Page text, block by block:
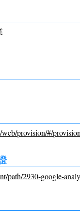
provision/#/provision
path/2930-google-